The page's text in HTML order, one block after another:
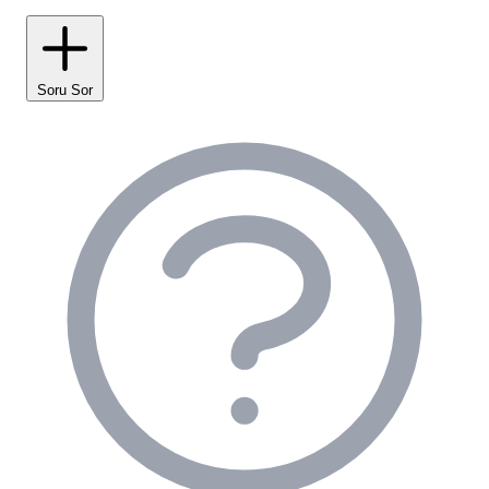
manzara, yaşanması gereken deneyimlerden biri
olarak öne çıkıyor. Antik tiyatronun akustiği ve
tarihsel atmosferi, ziyaretçilerde derin izler bırakıyor.
Mavi Kuş Assos Kamp'ta yaşanan en büyüleyici anlar,
kuşkusuz Ege Denizi'ndeki gün batımları sırasında
gerçekleşiyor. Her akşam farklı renk paletleriyle
gökyüzünü boyayan bu doğa şovu, romantik bir
atmosfer yaratıyor. Denizin üzerinde yavaşça batan
güneş, unutulmaz fotoğraf kareleri de hediye ediyor.
Akşam saatlerinde kamp ateşi etrafında geçirilen
samimi sohbetler, kampın en değerli anıları arasında
yer alıyor. Yıldızların parladığı berrak gecelerde,
gökyüzü gözlemciliği için de mükemmel koşullar
Soru Sor